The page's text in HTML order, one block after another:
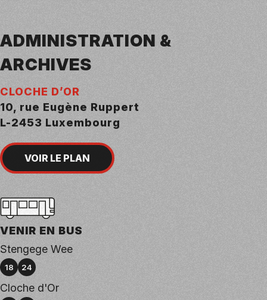
ADMINISTRATION &
ARCHIVES
CLOCHE D’OR
10, rue Eugène Ruppert
L-2453 Luxembourg
VOIR LE PLAN
VENIR EN BUS
Stengege Wee
numéro
18
de bus numéro
24
Cloche d'Or